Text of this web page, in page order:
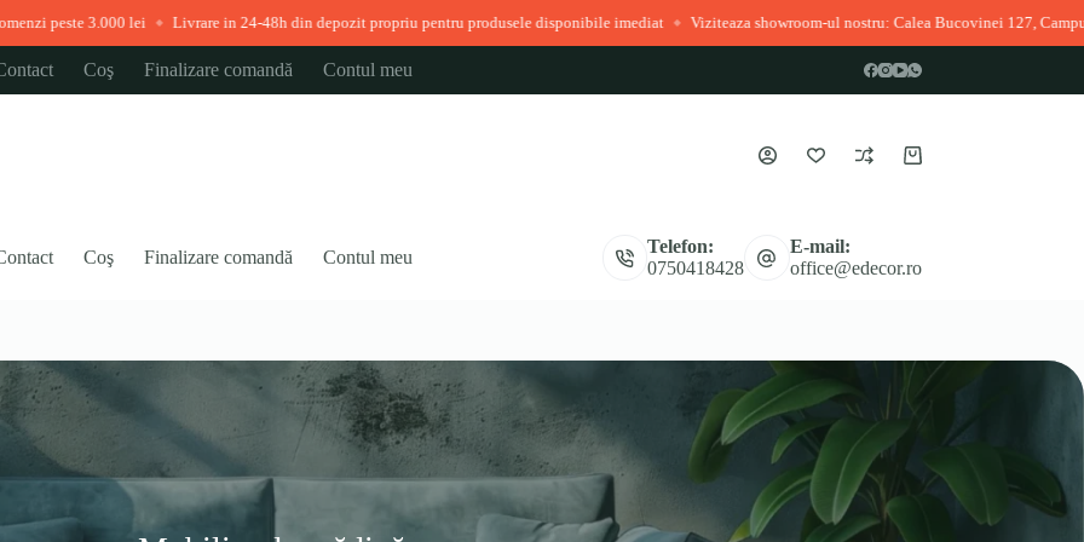
3.000 lei ◆ Livrare in 24-48h din depozit propriu pentru produsele disponibile imediat ◆ Viziteaza showroom-ul nostru: Calea Bucovinei 127, Campulung
Coş Finalizare comandă Contul meu
Coș
Coş Finalizare comandă Contul meu
Telefon:
0750418428
E-mail:
office@edecor.ro